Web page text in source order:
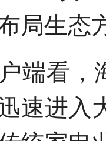
局生态
端看，
速进入